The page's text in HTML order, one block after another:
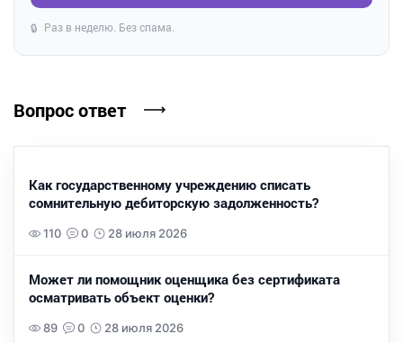
🔒 Раз в неделю. Без спама.
Вопрос ответ
Как государственному учреждению списать
сомнительную дебиторскую задолженность?
110 0 28 июля 2026
Может ли помощник оценщика без сертификата
осматривать объект оценки?
89 0 28 июля 2026